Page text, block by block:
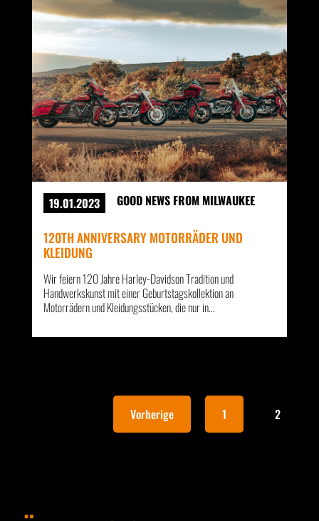
19.01.2023 GOOD NEWS FROM MILWAUKEE
120TH ANNIVERSARY MOTORRÄDER UND
KLEIDUNG
Wir feiern 120 Jahre Harley-Davidson Tradition und
Handwerkskunst mit einer Geburtstagskollektion an
Motorrädern und Kleidungsstücken, die nur in…
Vorherige 1 2